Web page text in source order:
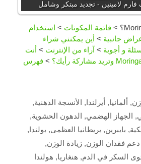
فارم لامينين - تجديد مبتكر وشامل
> قائمة المكونات > استخدام
جانبية > أين يمكنني شراء
و أجوبة > آراء من الإنترنت > أنت
> فهرس
, ألمانيا, أيرلندا, الأنسجة الدهنية,
, الجهاز الهضمي, الدهون الحشوية,
, بايبرين, بريطانيا العظمى, بولندا,
دعم فقدان الوزن, زيادة الوزن,
السكر في الدم, هنغاريا, هولندا